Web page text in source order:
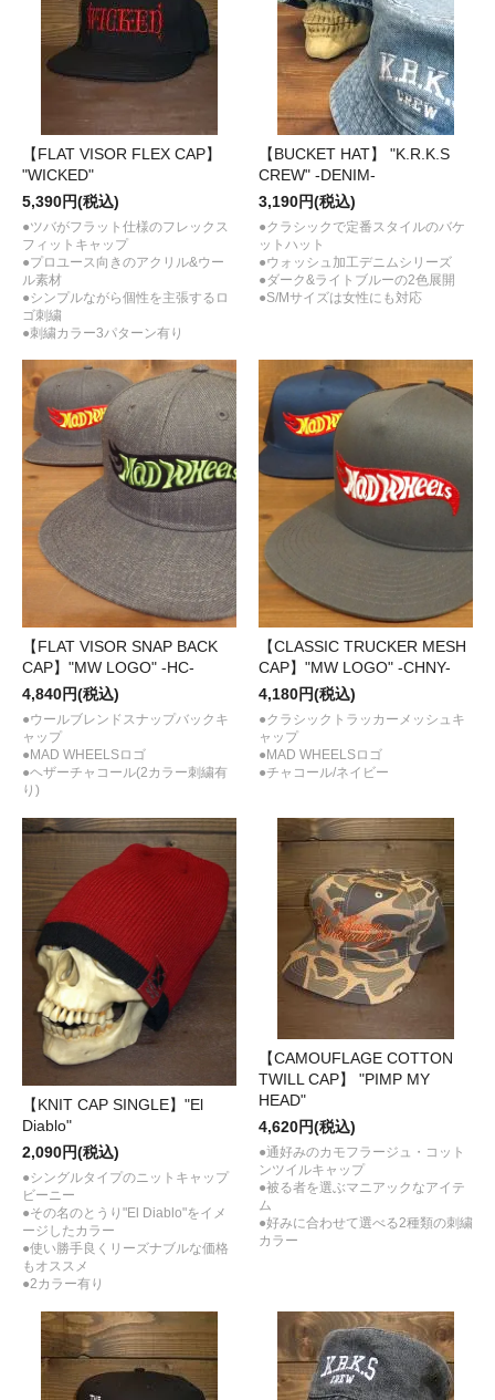
【FLAT VISOR FLEX CAP】
"WICKED"
5,390円(税込)
●ツバがフラット仕様のフレックス
フィットキャップ
●プロユース向きのアクリル&ウー
ル素材
●シンプルながら個性を主張するロ
ゴ刺繍
●刺繍カラー3パターン有り
【BUCKET HAT】 "K.R.K.S
CREW" -DENIM-
3,190円(税込)
●クラシックで定番スタイルのバケ
ットハット
●ウォッシュ加工デニムシリーズ
●ダーク&ライトブルーの2色展開
●S/Mサイズは女性にも対応
【FLAT VISOR SNAP BACK
CAP】"MW LOGO" -HC-
4,840円(税込)
●ウールブレンドスナップバックキ
ャップ
●MAD WHEELSロゴ
●ヘザーチャコール(2カラー刺繍有
り)
【CLASSIC TRUCKER MESH
CAP】"MW LOGO" -CHNY-
4,180円(税込)
●クラシックトラッカーメッシュキ
ャップ
●MAD WHEELSロゴ
●チャコール/ネイビー
【KNIT CAP SINGLE】"El
Diablo"
2,090円(税込)
●シングルタイプのニットキャップ
ビーニー
●その名のとうり"El Diablo"をイメ
ージしたカラー
●使い勝手良くリーズナブルな価格
もオススメ
●2カラー有り
【CAMOUFLAGE COTTON
TWILL CAP】 "PIMP MY
HEAD"
4,620円(税込)
●通好みのカモフラージュ・コット
ンツイルキャップ
●被る者を選ぶマニアックなアイテ
ム
●好みに合わせて選べる2種類の刺繍
カラー